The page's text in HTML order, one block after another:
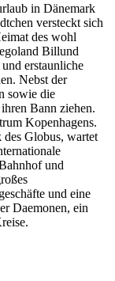
in Dänemark
versteckt sich
des wohl
Billund
erstaunliche
Nebst der
sowie die
Bann ziehen.
Kopenhagens.
des Globus, wartet
und
und eine
Daemonen, ein